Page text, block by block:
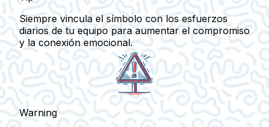
Siempre vincula el símbolo con los esfuerzos
diarios de tu equipo para aumentar el compromiso
y la conexión emocional.
Warning